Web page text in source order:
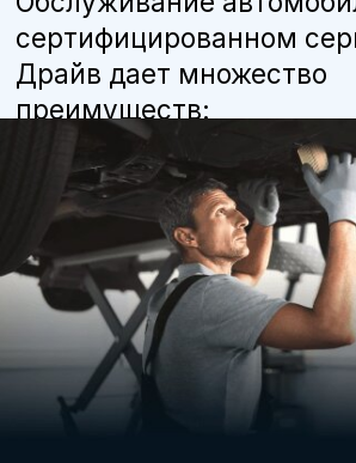
Оригинальные запчасти
мы используем только оригинальные
детали и расходные материалы,
рекомендованные производителем, что
продлевает срок службы автомобиля.
сертификацию Kia, что гарантирует
высокое качество работ.
Современное оборудование
Программа лояльности
постоянные клиенты получают
специальные условия и скидки на
обслуживание и запчасти.